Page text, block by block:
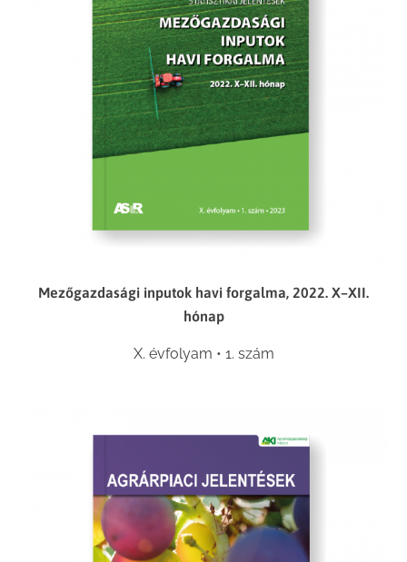
Mezőgazdasági inputok havi forgalma, 2022. X–XII.
hónap
X. évfolyam • 1. szám